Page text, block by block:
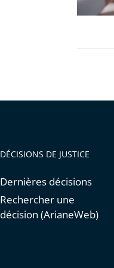
en
place
refus
DÉCISIONS DE JUSTICE
Dernières décisions
Rechercher une
décision (ArianeWeb)